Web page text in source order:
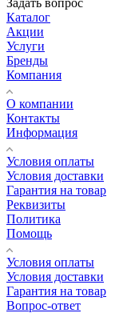
Каталог
Акции
Услуги
Бренды
Компания
О компании
Контакты
Информация
Условия оплаты
Условия доставки
Гарантия на товар
Реквизиты
Политика
Помощь
Условия оплаты
Условия доставки
Гарантия на товар
Вопрос-ответ